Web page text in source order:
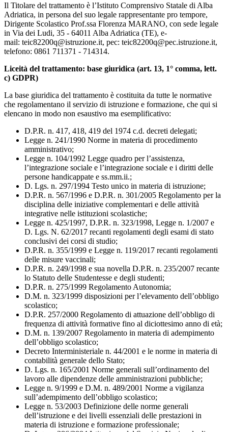
Il Titolare del trattamento è l’Istituto Comprensivo Statale di Alba
Adriatica, in persona del suo legale rappresentante pro tempore,
Dirigente Scolastico Prof.ssa Florenza MARANO, con sede legale
in Via dei Ludi, 35 - 64011 Alba Adriatica (TE), e-
mail: teic82200q@istruzione.it, pec: teic82200q@pec.istruzione.it,
telefono: 0861 711371 - 714314.
Liceità del trattamento: base giuridica (art. 13, 1° comma, lett.
c) GDPR)
La base giuridica del trattamento è costituita da tutte le normative
che regolamentano il servizio di istruzione e formazione, che qui si
elencano in modo non esaustivo ma esemplificativo:
D.P.R. n. 417, 418, 419 del 1974 c.d. decreti delegati;
Legge n. 241/1990 Norme in materia di procedimento
amministrativo;
Legge n. 104/1992 Legge quadro per l’assistenza,
l’integrazione sociale e l’integrazione sociale e i diritti delle
persone handicappate e ss.mm.ii.;
D. Lgs. n. 297/1994 Testo unico in materia di istruzione;
D.P.R. n. 567/1996 e D.P.R. n. 301/2005 Regolamento per la
disciplina delle iniziative complementari e delle attività
integrative nelle istituzioni scolastiche;
Legge n. 425/1997, D.P.R. n. 323/1998, Legge n. 1/2007 e
D. Lgs. N. 62/2017 recanti regolamenti degli esami di stato
conclusivi dei corsi di studio;
D.P.R. n. 355/1999 e Legge n. 119/2017 recanti regolamenti
delle misure vaccinali;
D.P.R. n. 249/1998 e sua novella D.P.R. n. 235/2007 recante
lo Statuto delle Studentesse e degli studenti;
D.P.R. n. 275/1999 Regolamento Autonomia;
D.M. n. 323/1999 disposizioni per l’elevamento dell’obbligo
scolastico;
D.P.R. 257/2000 Regolamento di attuazione dell’obbligo di
frequenza di attività formative fino al diciottesimo anno di età;
D.M. n. 139/2007 Regolamento in materia di adempimento
dell’obbligo scolastico;
Decreto Interministeriale n. 44/2001 e le norme in materia di
contabilità generale dello Stato;
D. Lgs. n. 165/2001 Norme generali sull’ordinamento del
lavoro alle dipendenze delle amministrazioni pubbliche;
Legge n. 9/1999 e D.M. n. 489/2001 Norme a vigilanza
sull’adempimento dell’obbligo scolastico;
Legge n. 53/2003 Definizione delle norme generali
dell’istruzione e dei livelli essenziali delle prestazioni in
materia di istruzione e formazione professionale;